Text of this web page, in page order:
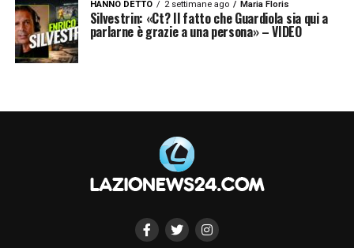
HANNO DETTO 2 settimane ago Maria Floris
Silvestrin: «Ct? Il fatto che Guardiola sia qui a
parlarne è grazie a una persona» – VIDEO